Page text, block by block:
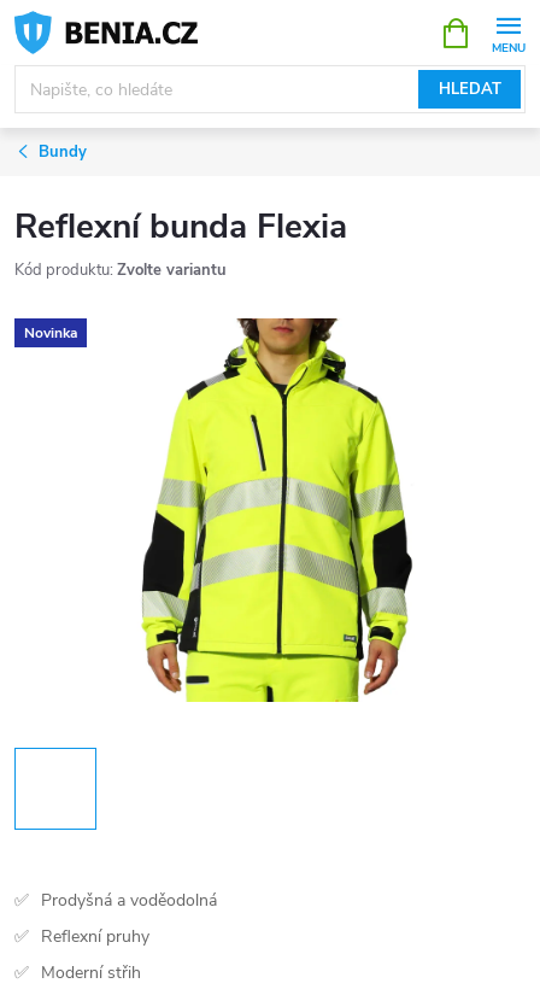
Přejít
obsah
HLEDAT
NÁKUPNÍ
KOŠÍK
Bundy
Reflexní bunda Flexia
Kód produktu: Zvolte variantu
Novinka
Prodyšná a voděodolná
Reflexní pruhy
Moderní střih